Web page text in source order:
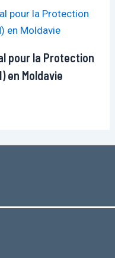
pour la Protection
en Moldavie